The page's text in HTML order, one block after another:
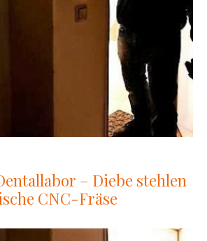
– Diebe stehlen
CNC-Fräse